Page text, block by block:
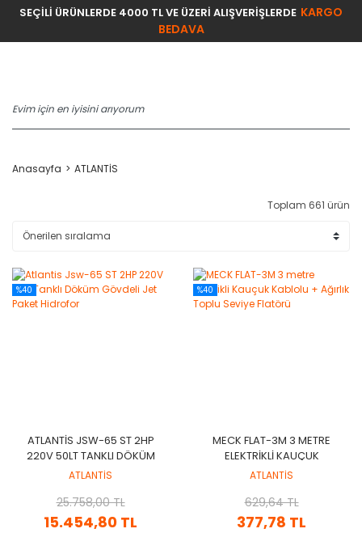
SEÇİLİ ÜRÜNLERDE 4000 TL VE ÜZERİ ALIŞVERİŞLERDE KARGO
BEDAVA
Anasayfa ATLANTİS
Toplam 661 ürün
%40
ATLANTIS JSW-65 ST 2HP
220V 50LT TANKLI DÖKÜM
GÖVDELI JET PAKET
ATLANTİS
15.454,80 TL
25.758,00 TL
%40
MECK FLAT-3M 3 METRE
ELEKTRIKLI KAUÇUK
KABLOLU + AĞIRLIK TOPLU
ATLANTİS
377,78 TL
629,64 TL